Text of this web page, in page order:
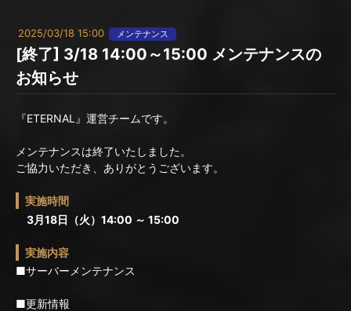
2025/03/18 15:00 メンテナンス
[終了] 3/18 14:00～15:00 メンテナンスの
お知らせ
『ETERNAL』運営チームです。
メンテナンスは終了いたしました。
ご協力いただき、ありがとうございます。
実施時間
3月18日（火）14:00 ～ 15:00
実施内容
■サーバーメンテナンス
■更新情報